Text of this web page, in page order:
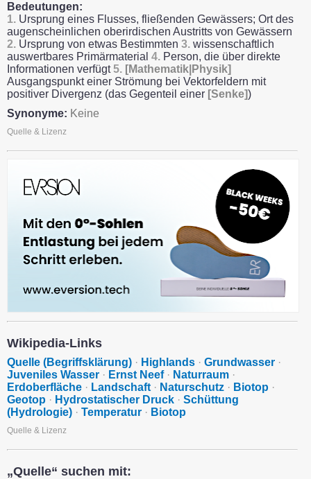
Bedeutungen:
1. Ursprung eines Flusses, fließenden Gewässers; Ort des
augenscheinlichen oberirdischen Austritts von Gewässern
2. Ursprung von etwas Bestimmten 3. wissenschaftlich
auswertbares Primärmaterial 4. Person, die über direkte
Informationen verfügt5. [Mathematik|Physik]
Ausgangspunkt einer Strömung bei Vektorfeldern mit
positiver Divergenz (das Gegenteil einer [Senke])
Synonyme: Keine
Quelle & Lizenz
Wikipedia-Links
Quelle (Begriffsklärung) · Highlands · Grundwasser ·
Juveniles Wasser · Ernst Neef· Naturraum ·
Erdoberfläche · Landschaft · Naturschutz · Biotop ·
Geotop · Hydrostatischer Druck · Schüttung
(Hydrologie) · Temperatur · Biotop
Quelle & Lizenz
„Quelle“ suchen mit: